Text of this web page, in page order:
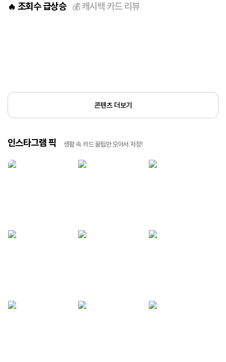
🔥 조회수 급상승 💰캐시백 카드 리뷰
콘텐츠 더보기
인스타그램 픽 생활 속 카드 꿀팁만 모아서 저장!